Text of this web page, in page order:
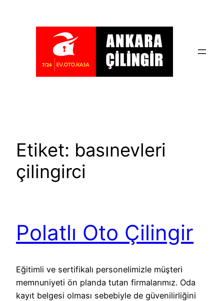
Etiket: basınevleri
çilingirci
Polatlı Oto Çilingir
Eğitimli ve sertifikalı personelimizle müşteri
memnuniyeti ön planda tutan firmalarımız. Oda
kayıt belgesi olması sebebiyle de güvenilirliğini